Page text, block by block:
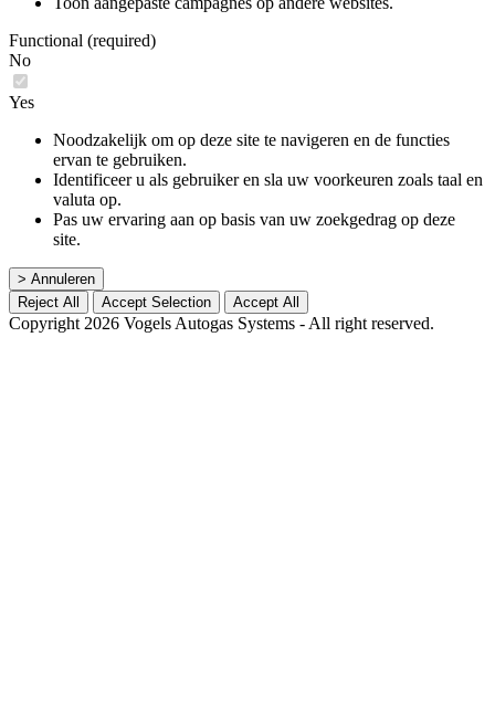
Functional (required)
No
Yes
Noodzakelijk om op deze site te navigeren en de functies
ervan te gebruiken.
Identificeer u als gebruiker en sla uw voorkeuren zoals taal en
valuta op.
Pas uw ervaring aan op basis van uw zoekgedrag op deze
site.
> Annuleren
Reject All
Accept Selection Accept All
Copyright 2026 Vogels Autogas Systems - All right reserved.